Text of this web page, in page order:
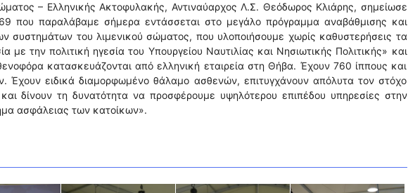
– Ελληνικής Ακτοφυλακής, Αντιναύαρχος Λ.Σ. Θεόδωρος Κλιάρης, σημείωσε
που παραλάβαμε σήμερα εντάσσεται στο μεγάλο πρόγραμμα αναβάθμισης και
συστημάτων του λιμενικού σώματος, που υλοποιήσουμε χωρίς καθυστερήσεις τα
με την πολιτική ηγεσία του Υπουργείου Ναυτιλίας και Νησιωτικής Πολιτικής» και
κατασκευάζονται από ελληνική εταιρεία στη Θήβα. Έχουν 760 ίππους και
Έχουν ειδικά διαμορφωμένο θάλαμο ασθενών, επιτυγχάνουν απόλυτα τον στόχο
δίνουν τη δυνατότητα να προσφέρουμε υψηλότερου επιπέδου υπηρεσίες στην
ασφάλειας των κατοίκων».